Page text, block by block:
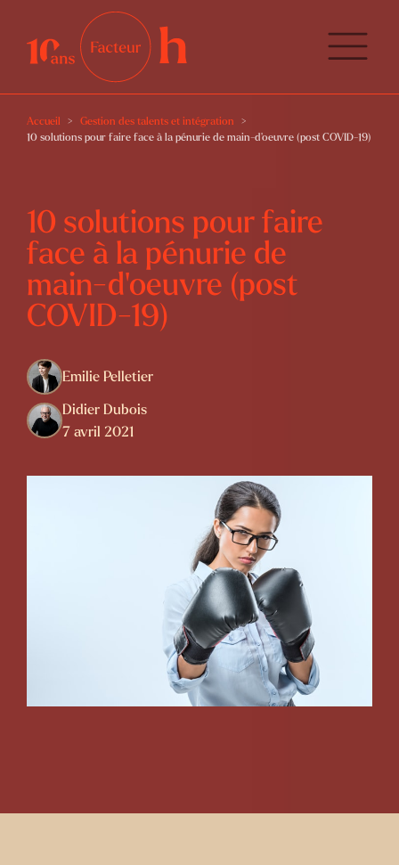
Accueil
Gestion des talents et intégration
10 solutions pour faire face à la pénurie de main-d’oeuvre (post COVID-19)
10 solutions pour faire
face à la pénurie de
main-d’oeuvre (post
COVID-19)
Emilie Pelletier
Didier Dubois
7 avril 2021